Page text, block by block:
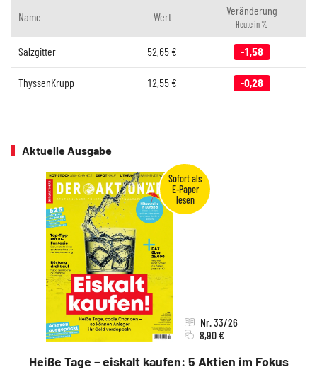
Name Wert Veränderung
Heute in %
Salzgitter 52,65 € -1,58
ThyssenKrupp 12,55 € -0,28
Aktuelle Ausgabe
Heiße Tage – eiskalt kaufen: 5 Aktien im Fokus
Nr. 33/26
8,90 €